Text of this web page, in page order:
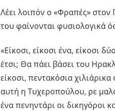
Λέει λοιπόν ο «Φραπές» στον
του φαίνονται φυσιολογικά
«Είκοσι, είκοσι ένα, είκοσι
έτσι; Θα πάει βάσει του
είκοσι, πεντακόσια
αυτή η Τυχεροπούλου, ρε
ένα πενηντάρι οι δικηγόροι